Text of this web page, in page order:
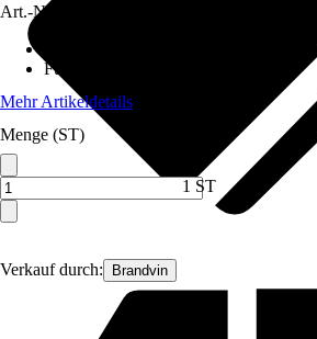
Verkauf durch: Brandvin
Art.-Nr.
Funktionen
Mehr Artikeldetails
Menge (ST)
1 ST